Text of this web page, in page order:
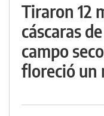
Tiraron 12
cáscaras
campo
floreció un